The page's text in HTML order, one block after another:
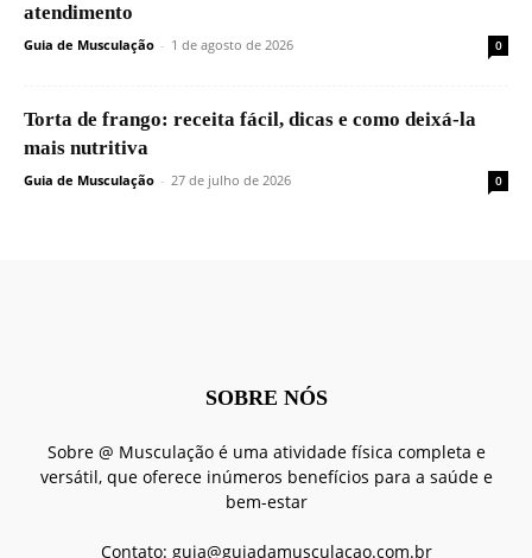
atendimento
Guia de Musculação - 1 de agosto de 2026 0
Torta de frango: receita fácil, dicas e como deixá-la
mais nutritiva
Guia de Musculação - 27 de julho de 2026 0
SOBRE NÓS
Sobre @ Musculação é uma atividade física completa e
versátil, que oferece inúmeros benefícios para a saúde e
bem-estar
Contato: guia@guiadamusculacao.com.br